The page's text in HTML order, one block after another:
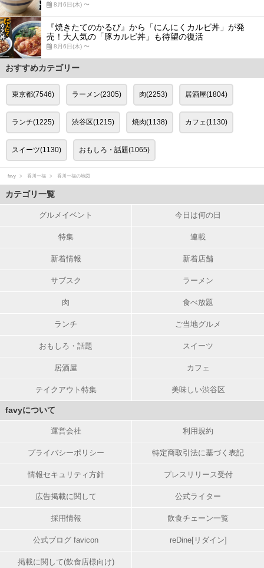
8月6日(木) 〜
『焼きたてのかるび』から「にんにくカルビ丼」が発
売！大人気の「豚カルビ丼」も待望の復活
8月6日(木) 〜
おすすめカテゴリー
東京都(7546) ラーメン(2305) 肉(2253) 居酒屋(1804)
ランチ(1225) 渋谷区(1215) 焼肉(1138) カフェ(1130)
スイーツ(1130) おもしろ・話題(1065)
favy 香川一福 香川一福の地図
カテゴリ一覧
グルメイベント 今日は何の日
特集 連載
新着情報 新着店舗
サブスク ラーメン
肉 食べ放題
ランチ ご当地グルメ
おもしろ・話題 スイーツ
居酒屋 カフェ
テイクアウト特集 美味しい渋谷区
favyについて
運営会社 利用規約
プライバシーポリシー 特定商取引法に基づく表記
情報セキュリティ方針 プレスリリース受付
広告掲載に関して 公式ライター
採用情報 飲食チェーン一覧
公式ブログ favicon reDine[リダイン]
掲載に関して(飲食店様向け)